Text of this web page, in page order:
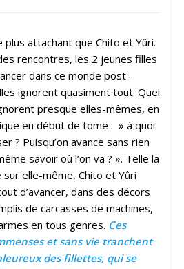
attachant que Chito et Yûri.
rencontres, les 2 jeunes filles
dans ce monde post-
ignorent quasiment tout. Quel
presque elles-mêmes, en
en début de tome : » à quoi
? Puisqu’on avance sans rien
savoir où l’on va ? ». Telle la
elle-même, Chito et Yûri
d’avancer, dans des décors
de carcasses de machines,
en tous genres. Ces
et sans vie tranchent
des fillettes, qui se